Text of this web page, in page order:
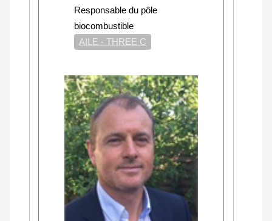
Responsable du pôle
biocombustible
AILE - THREE C